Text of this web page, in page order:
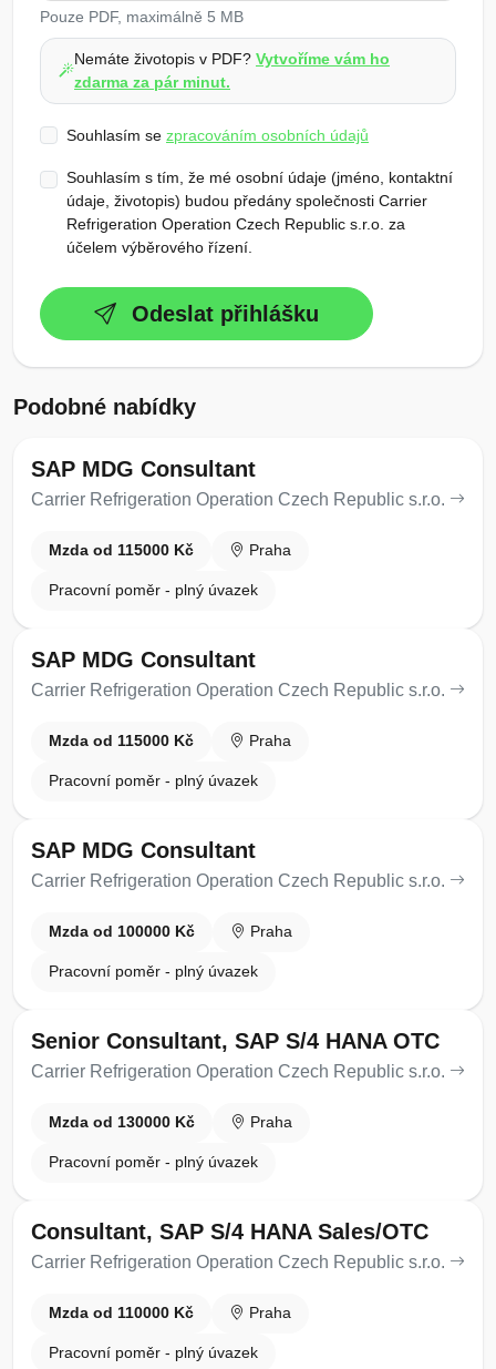
Pouze PDF, maximálně 5 MB
Nemáte životopis v PDF? Vytvoříme vám ho
zdarma za pár minut.
Souhlasím se zpracováním osobních údajů
Souhlasím s tím, že mé osobní údaje (jméno, kontaktní
údaje, životopis) budou předány společnosti Carrier
Refrigeration Operation Czech Republic s.r.o. za
účelem výběrového řízení.
Odeslat přihlášku
Podobné nabídky
SAP MDG Consultant
Carrier Refrigeration Operation Czech Republic s.r.o.
Mzda od 115000 Kč Praha
Pracovní poměr - plný úvazek
SAP MDG Consultant
Carrier Refrigeration Operation Czech Republic s.r.o.
Mzda od 115000 Kč Praha
Pracovní poměr - plný úvazek
SAP MDG Consultant
Carrier Refrigeration Operation Czech Republic s.r.o.
Mzda od 100000 Kč Praha
Pracovní poměr - plný úvazek
Senior Consultant, SAP S/4 HANA OTC
Carrier Refrigeration Operation Czech Republic s.r.o.
Mzda od 130000 Kč Praha
Pracovní poměr - plný úvazek
Consultant, SAP S/4 HANA Sales/OTC
Carrier Refrigeration Operation Czech Republic s.r.o.
Mzda od 110000 Kč Praha
Pracovní poměr - plný úvazek